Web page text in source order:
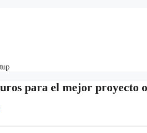
para el mejor proyecto